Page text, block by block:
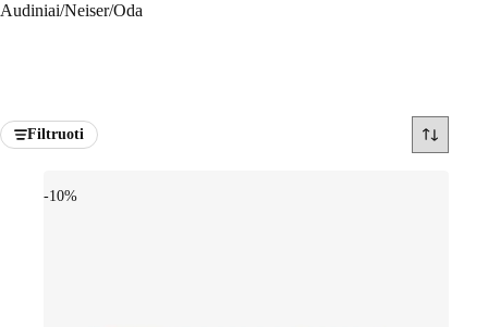
Audiniai/Neiser/Oda
Filtruoti
-10%